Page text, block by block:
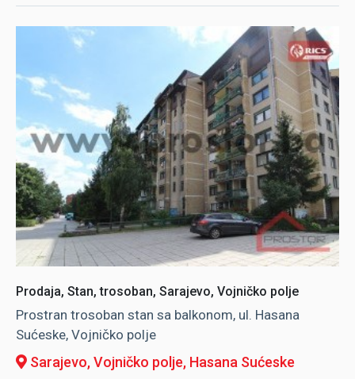
Prodaja, Stan, trosoban, Sarajevo, Vojničko polje
Prostran trosoban stan sa balkonom, ul. Hasana
Sućeske, Vojničko polje
Sarajevo, Vojničko polje, Hasana Sućeske